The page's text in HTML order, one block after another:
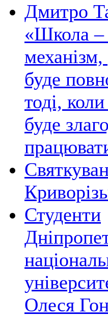
Дмитро
«Школа –
механізм,
буде
тоді,
буде
Студенти
Олеся